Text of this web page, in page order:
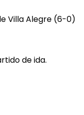
Villa Alegre (6-0)
de ida.